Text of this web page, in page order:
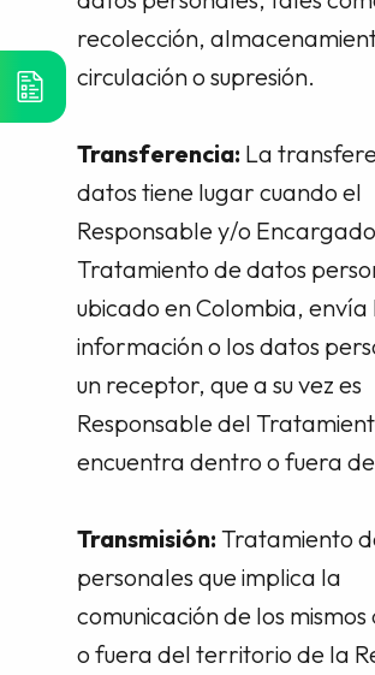
recolección,
circulación o supresión.
Transferencia: La
datos tiene lugar cuando el
Responsable y/o
Tratamiento de datos
ubicado en Colombia, envía
información o los datos
un receptor, que a su vez es
Responsable del
encuentra dentro o fuera
Transmisión: Tratamiento
personales que implica la
comunicación de los
o fuera del territorio de la